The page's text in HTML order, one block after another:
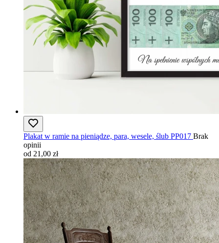
Plakat w ramie na pieniądze, para, wesele, ślub PP017 Brak
opinii
od 21,00 zł